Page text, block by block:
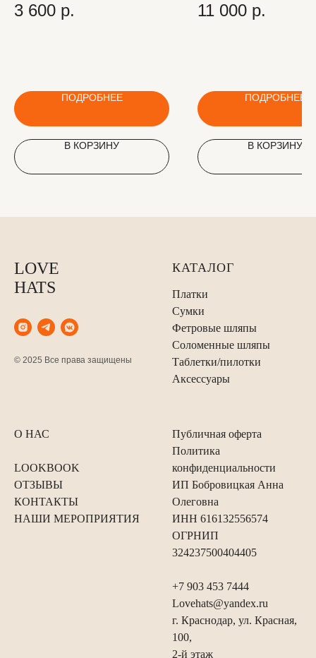
3 600 р.
ПОДРОБНЕЕ
В КОРЗИНУ
11 000 р.
ПОДРОБНЕЕ
В КОРЗИНУ
LOVE
HATS
© 2025 Все права защищены
КАТАЛОГ
Платки
Сумки
Фетровые шляпы
Соломенные шляпы
Таблетки/пилотки
Аксессуары
О НАС
LOOKBOOK
ОТЗЫВЫ
КОНТАКТЫ
НАШИ МЕРОПРИЯТИЯ
Публичная оферта
Политика
конфиденциальности
ИП Бобровицкая Анна
Олеговна
ИНН 616132556574
ОГРНИП
324237500404405
+7 903 453 7444
Lovehats@yandex.ru
г. Краснодар, ул. Красная,
100,
2-й этаж